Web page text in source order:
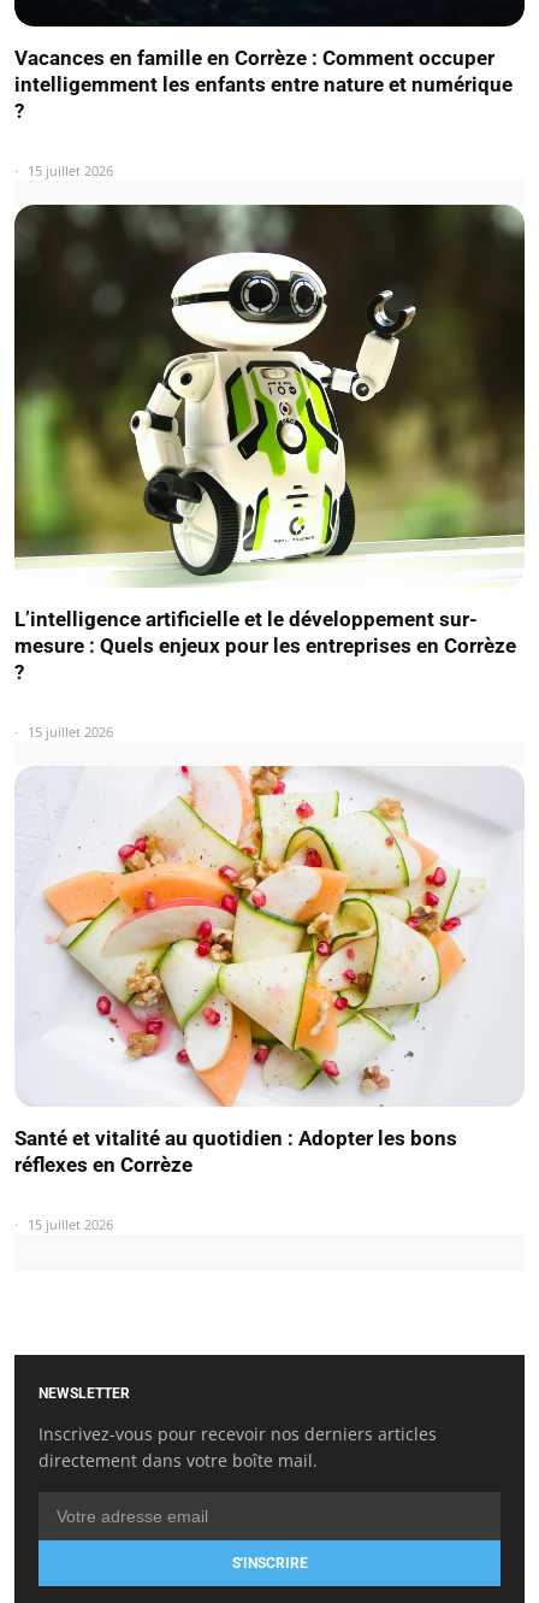
Vacances en famille en Corrèze : Comment occuper
intelligemment les enfants entre nature et numérique
?
15 juillet 2026
L’intelligence artificielle et le développement sur-
mesure : Quels enjeux pour les entreprises en Corrèze
?
15 juillet 2026
Santé et vitalité au quotidien : Adopter les bons
réflexes en Corrèze
15 juillet 2026
NEWSLETTER
Inscrivez-vous pour recevoir nos derniers articles
directement dans votre boîte mail.
S'INSCRIRE